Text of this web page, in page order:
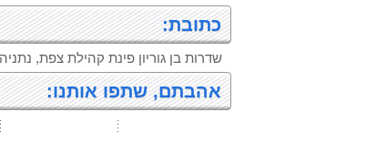
כתובת:
שדרות בן גוריון פינת קהילת צפת, נתניה
אהבתם, שתפו אותנו: